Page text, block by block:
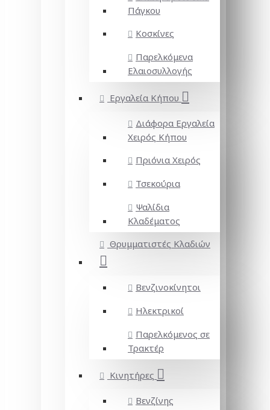
Πάγκου
Κοσκίνες
Παρελκόμενα
Ελαιοσυλλογής
Εργαλεία Κήπου
Διάφορα Εργαλεία
Χειρός Κήπου
Πριόνια Χειρός
Τσεκούρια
Ψαλίδια
Κλαδέματος
Θρυμματιστές Κλαδιών
Βενζινοκίνητοι
Ηλεκτρικοί
Παρελκόμενος σε
Τρακτέρ
Κινητήρες
Βενζίνης